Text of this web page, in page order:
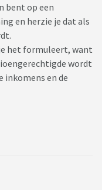
bent op een
en herzie je dat als
het formuleert, want
wordt
inkomens en de